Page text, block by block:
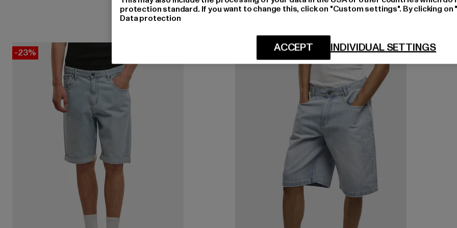
-23%
protection standard. If you want to change this, click on "Custom settings". By clicking
Data protection
INDIVIDUAL SETTINGS
ACCEPT